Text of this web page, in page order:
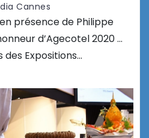
Cannes
présence de Philippe
d’Agecotel 2020 …
des Expositions…